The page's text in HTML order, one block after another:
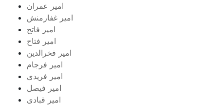
امیر عمران
امیر غفارمنش
امیر فاتح
امیر فتاح
امیر فخرالدین
امیر فرجام
امیر فریدی
امیر فیصل
امیر قبادی